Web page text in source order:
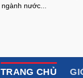
ngành nước...
TRANG CHỦ